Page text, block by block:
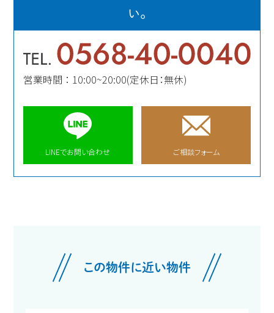
い。
営業時間 ： 10:00~20:00(定休日：無休)
LINEでお問い合わせ ご相談フォーム
この物件に近い物件